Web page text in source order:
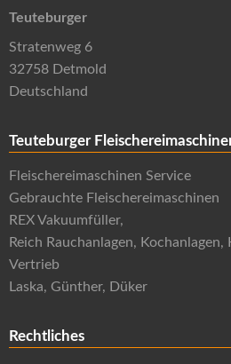
Teuteburger
Stratenweg 6
32758 Detmold
Deutschland
Teuteburger
Fleischereimaschinen Service
Gebrauchte Fleischereimaschinen
REX Vakuumfüller,
Reich Rauchanlagen,
Vertrieb
Laska, Günther, Düker
Rechtliches